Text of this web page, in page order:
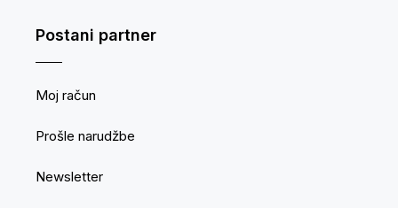
Postani partner
Moj račun
Prošle narudžbe
Newsletter